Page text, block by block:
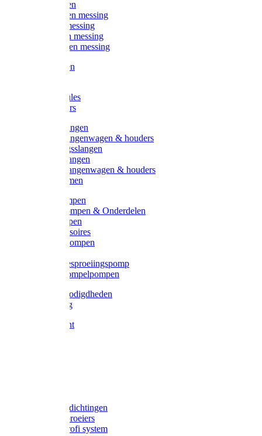
Kogelkranen
Koppelingen messing
Sproeiers messing
Tuinspuiten messing
Slangstukken messing
Handspuiten
Kunststoftules
Regenmeters
Overige slangen
Overige slangenwagen & houders
Beregeningsslangen
Gardena slangen
Gardena slangenwagen & houders
Slangklemmen
Leader pompen
Zwengelpompen & Onderdelen
Ebara pompen
Pompaccessoires
Excellent pompen
Gardena besproeiingspomp
Gardena dompelpompen
Tyleen benodigdheden
Tyleenslang
Lange bocht
Gardena afdichtingen
Gardena sproeiers
Gardena Profi system